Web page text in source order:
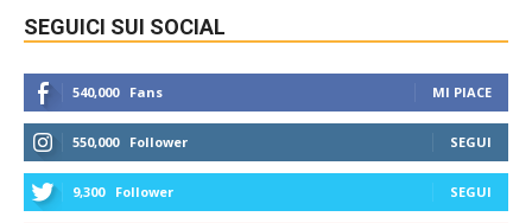
SEGUICI SUI SOCIAL
540,000 Fans MI PIACE
550,000 Follower SEGUI
9,300 Follower SEGUI